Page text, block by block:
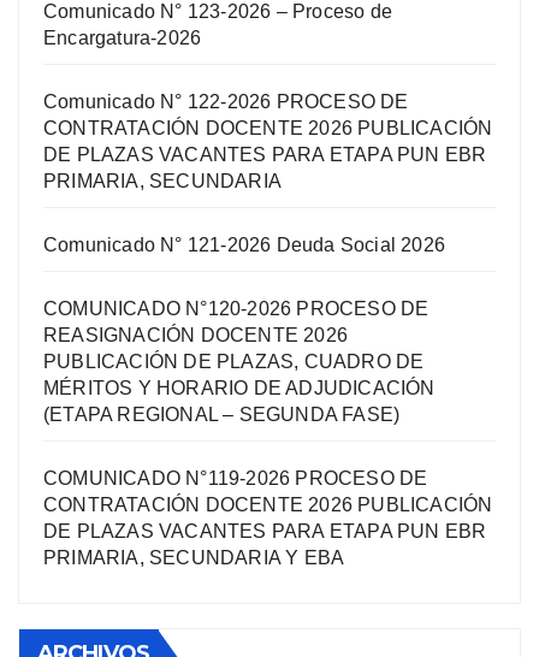
Comunicado N° 123-2026 – Proceso de
Encargatura-2026
Comunicado N° 122-2026 PROCESO DE
CONTRATACIÓN DOCENTE 2026 PUBLICACIÓN
DE PLAZAS VACANTES PARA ETAPA PUN EBR
PRIMARIA, SECUNDARIA
Comunicado N° 121-2026 Deuda Social 2026
COMUNICADO N°120-2026 PROCESO DE
REASIGNACIÓN DOCENTE 2026
PUBLICACIÓN DE PLAZAS, CUADRO DE
MÉRITOS Y HORARIO DE ADJUDICACIÓN
(ETAPA REGIONAL – SEGUNDA FASE)
COMUNICADO N°119-2026 PROCESO DE
CONTRATACIÓN DOCENTE 2026 PUBLICACIÓN
DE PLAZAS VACANTES PARA ETAPA PUN EBR
PRIMARIA, SECUNDARIA Y EBA